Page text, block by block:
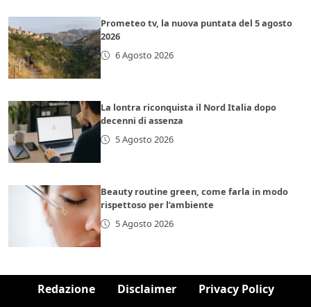
Prometeo tv, la nuova puntata del 5 agosto
2026
6 Agosto 2026
La lontra riconquista il Nord Italia dopo
decenni di assenza
5 Agosto 2026
Beauty routine green, come farla in modo
rispettoso per l’ambiente
5 Agosto 2026
Redazione Disclaimer Privacy Policy